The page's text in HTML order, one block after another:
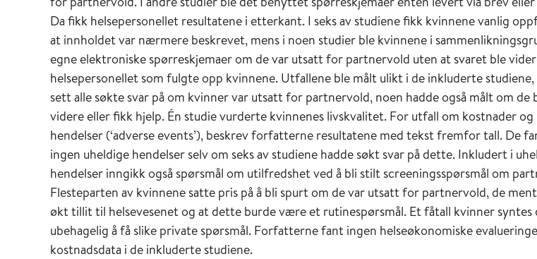
Da fikk helsepersonellet resultatene i etterkant. I seks av studiene fikk kvinnene vanlig
at innholdet var nærmere beskrevet, mens i noen studier ble kvinnene i
egne elektroniske spørreskjemaer om de var utsatt for partnervold uten at svaret ble
helsepersonellet som fulgte opp kvinnene. Utfallene ble målt ulikt i de inkluderte
sett alle søkte svar på om kvinner var utsatt for partnervold, noen hadde også målt om de
videre eller fikk hjelp. Én studie vurderte kvinnenes livskvalitet. For utfall om kostnader og
hendelser (‘adverse events’), beskrev forfatterne resultatene med tekst fremfor tall. De
ingen uheldige hendelser selv om seks av studiene hadde søkt svar på dette. Inkludert i
hendelser inngikk også spørsmål om utilfredshet ved å bli stilt screeningsspørsmål om
Flesteparten av kvinnene satte pris på å bli spurt om de var utsatt for partnervold, de
økt tillit til helsevesenet og at dette burde være et rutinespørsmål. Et fåtall kvinner
ubehagelig å få slike private spørsmål. Forfatterne fant ingen helseøkonomiske
kostnadsdata i de inkluderte studiene.